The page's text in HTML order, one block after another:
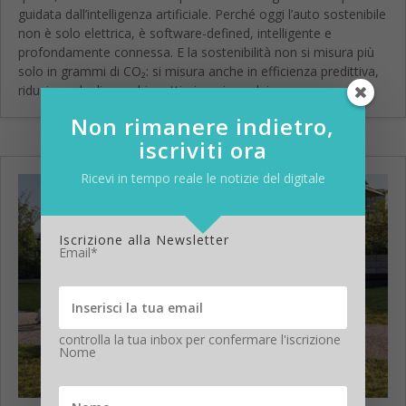
guidata dall’intelligenza artificiale. Perché oggi l’auto sostenibile
non è solo elettrica, è software-defined, intelligente e
profondamente connessa. E la sostenibilità non si misura più
solo in grammi di CO₂: si misura anche in efficienza predittiva,
riduzione degli sprechi e ottimizzazione dei...
Non rimanere indietro,
iscriviti ora
Ricevi in tempo reale le notizie del digitale
Iscrizione alla Newsletter
Email*
controlla la tua inbox per confermare l'iscrizione
Nome